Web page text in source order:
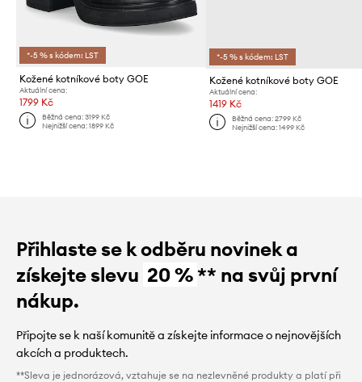
*-5 % s kódem: LST
Kožené kotníkové boty GOE
Aktuální cena:
1799 Kč
Běžná cena:3199 Kč
Nejnižší cena:1899 Kč
*-5 % s kódem: LST
Kožené kotníkové boty GOE
Aktuální cena:
1419 Kč
Běžná cena: 2799 Kč
Nejnižší cena: 1499 Kč
Přihlaste se k odběru novinek a
získejte slevu 20 %** na svůj první
nákup.
Připojte se k naší komunitě a získejte informace o nejnovějších
akcích a produktech.
**Sleva je jednorázová, vztahuje se na nezlevněné produkty a platí při